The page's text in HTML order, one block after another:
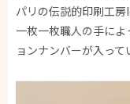
パリの伝説的印刷工房
一枚一枚職人の手に
ョンナンバーが入って